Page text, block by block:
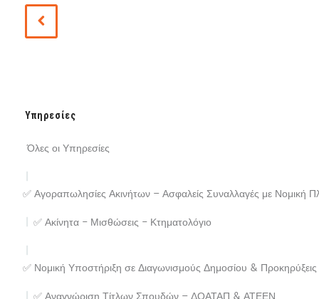
Υπηρεσίες
Όλες οι Υπηρεσίες
✅ Αγοραπωλησίες Ακινήτων – Ασφαλείς Συναλλαγές με Νομική
✅ Ακίνητα - Μισθώσεις - Κτηματολόγιο
✅ Νομική Υποστήριξη σε Διαγωνισμούς Δημοσίου &